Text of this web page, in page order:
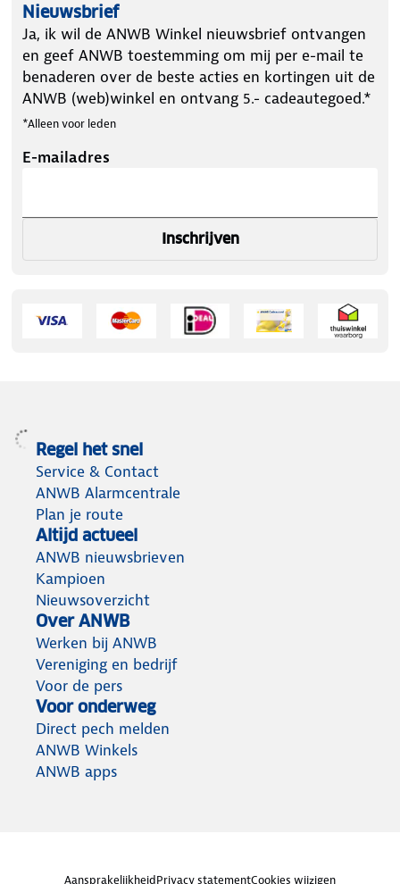
Nieuwsbrief
Ja, ik wil de ANWB Winkel nieuwsbrief ontvangen
en geef ANWB toestemming om mij per e-mail te
benaderen over de beste acties en kortingen uit de
ANWB (web)winkel en ontvang 5.- cadeautegoed.*
*Alleen voor leden
E-mailadres
Inschrijven
Regel het snel
Service & Contact
ANWB Alarmcentrale
Plan je route
Altijd actueel
ANWB nieuwsbrieven
Kampioen
Nieuwsoverzicht
Over ANWB
Werken bij ANWB
Vereniging en bedrijf
Voor de pers
Voor onderweg
Direct pech melden
ANWB Winkels
ANWB apps
AansprakelijkheidPrivacy statementCookies wijzigen